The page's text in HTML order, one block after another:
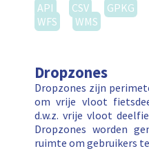
API
CSV GPKG
WFS
WMS
Dropzones
Dropzones zijn
om vrije vloot
d.w.z. vrije vloot
Dropzones worden
ruimte om gebruikers